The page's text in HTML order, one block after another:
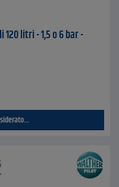
litri - 1,5 o 6 bar -